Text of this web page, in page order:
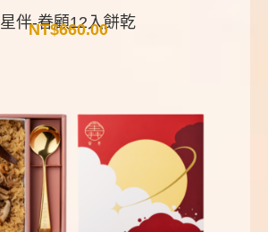
星伴-眷顧12入餅乾
NT$660.00